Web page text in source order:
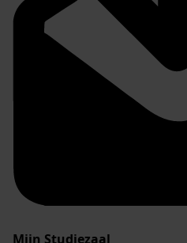
Mijn Studiezaal